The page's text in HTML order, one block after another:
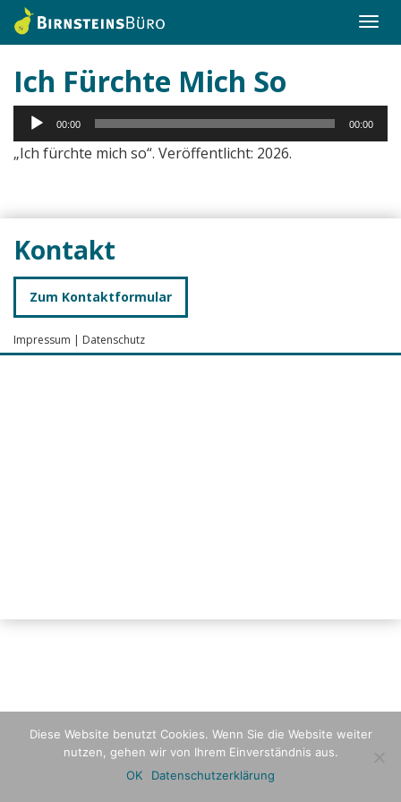
Ich Fürchte Mich So
Audio-
Player
00:00 00:00
„Ich fürchte mich so“. Veröffentlicht: 2026.
Kontakt
Zum Kontaktformular
Impressum | Datenschutz
Diese Website benutzt Cookies. Wenn Sie die Website weiter
nutzen, gehen wir von Ihrem Einverständnis aus.
OK
Datenschutzerklärung